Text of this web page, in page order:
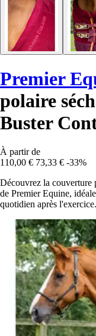
Premier
polaire
Buster
À partir de
110,00 € 73,33 € -33%
Découvrez la couverture
de Premier Equine,
quotidien après